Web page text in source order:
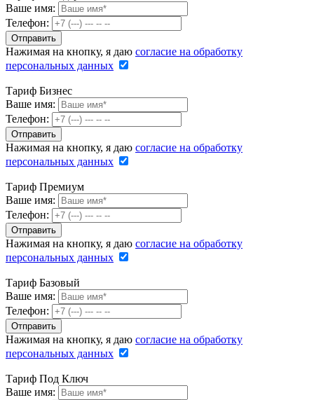
Ваше имя:
Телефон:
Нажимая на кнопку, я даю согласие на обработку
персональных данных
Тариф Бизнес
Ваше имя:
Телефон:
Нажимая на кнопку, я даю согласие на обработку
персональных данных
Тариф Премиум
Ваше имя:
Телефон:
Нажимая на кнопку, я даю согласие на обработку
персональных данных
Тариф Базовый
Ваше имя:
Телефон:
Нажимая на кнопку, я даю согласие на обработку
персональных данных
Тариф Под Ключ
Ваше имя: